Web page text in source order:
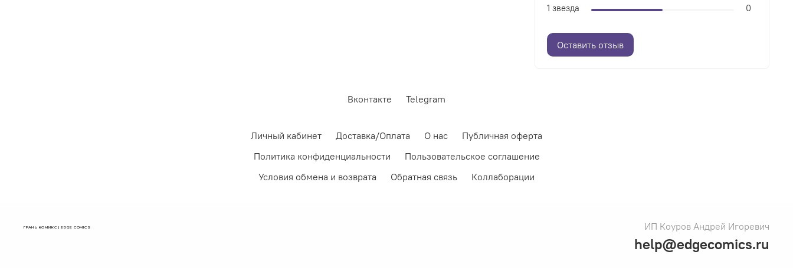
1 звезда
0
Оставить отзыв
Вконтакте Telegram
Личный кабинет Доставка/Оплата О нас
Публичная оферта
Политика конфиденциальности
Пользовательское соглашение
Условия обмена и возврата
Обратная связь Коллаборации
ГРАНЬ КОМИКС | EDGE COMICS ИП Коуров Андрей Игоревич
help@edgecomics.ru